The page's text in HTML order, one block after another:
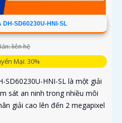
DH-SD60230U-HNI-SL
liên hệ
Mại: 30%
SD60230U-HNI-SL là một giải
sát an ninh trong nhiều môi
giải cao lên đến 2 megapixel